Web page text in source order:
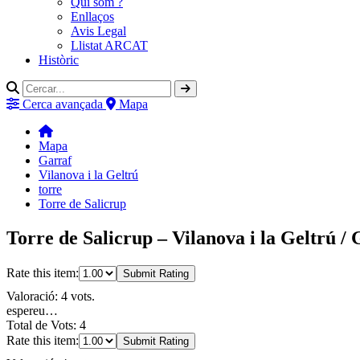
Enllaços
Avis Legal
Llistat ARCAT
Històric
Cerca avançada Mapa
Mapa
Garraf
Vilanova i la Geltrú
torre
Torre de Salicrup
Torre de Salicrup – Vilanova i la Geltrú /
Rate this item: Submit Rating
Valoració: 4 vots.
espereu…
Total de Vots: 4
Rate this item:
Submit Rating